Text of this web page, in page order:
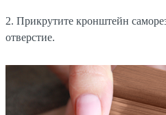
2. Прикрутите кронштейн
отверстие.